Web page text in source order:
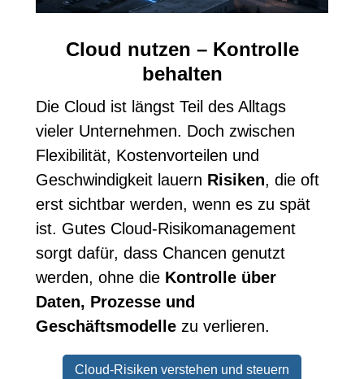
Cloud nutzen – Kontrolle
behalten
Die Cloud ist längst Teil des Alltags
vieler Unternehmen. Doch zwischen
Flexibilität, Kostenvorteilen und
Geschwindigkeit lauern Risiken, die oft
erst sichtbar werden, wenn es zu spät
ist. Gutes Cloud-Risikomanagement
sorgt dafür, dass Chancen genutzt
werden, ohne die Kontrolle über
Daten, Prozesse und
Geschäftsmodelle zu verlieren.
Cloud-Risiken verstehen und steuern